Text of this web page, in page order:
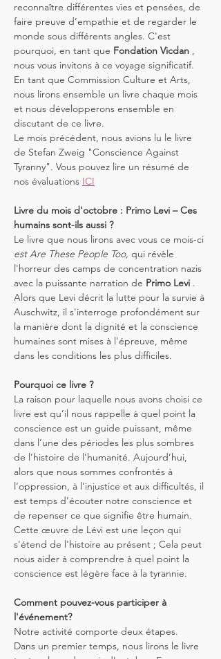
reconnaître différentes vies et pensées, de
faire preuve d’empathie et de regarder le
monde sous différents angles. C'est
pourquoi, en tant que Fondation Vicdan ,
nous vous invitons à ce voyage significatif.
En tant que Commission Culture et Arts,
nous lirons ensemble un livre chaque mois
et nous développerons ensemble en
discutant de ce livre.
Le mois précédent, nous avions lu le livre
de Stefan Zweig "Conscience Against
Tyranny". Vous pouvez lire un résumé de
nos évaluations ICI
Livre du mois d'octobre : Primo Levi – Ces
humains sont-ils aussi ?
Le livre que nous lirons avec vous ce mois-ci
est Are These People Too, qui révèle
l'horreur des camps de concentration nazis
avec la puissante narration de Primo Levi .
Alors que Levi décrit la lutte pour la survie à
Auschwitz, il s'interroge profondément sur
la manière dont la dignité et la conscience
humaines sont mises à l'épreuve, même
dans les conditions les plus difficiles.
Pourquoi ce livre ?
La raison pour laquelle nous avons choisi ce
livre est qu’il nous rappelle à quel point la
conscience est un guide puissant, même
dans l’une des périodes les plus sombres
de l’histoire de l’humanité. Aujourd’hui,
alors que nous sommes confrontés à
l’oppression, à l’injustice et aux difficultés, il
est temps d’écouter notre conscience et
de repenser ce que signifie être humain.
Cette œuvre de Lévi est une leçon qui
s'étend de l'histoire au présent ; Cela peut
nous aider à comprendre à quel point la
conscience est légère face à la tyrannie.
Comment pouvez-vous participer à
l'événement?
Notre activité comporte deux étapes.
Dans un premier temps, nous lirons le livre